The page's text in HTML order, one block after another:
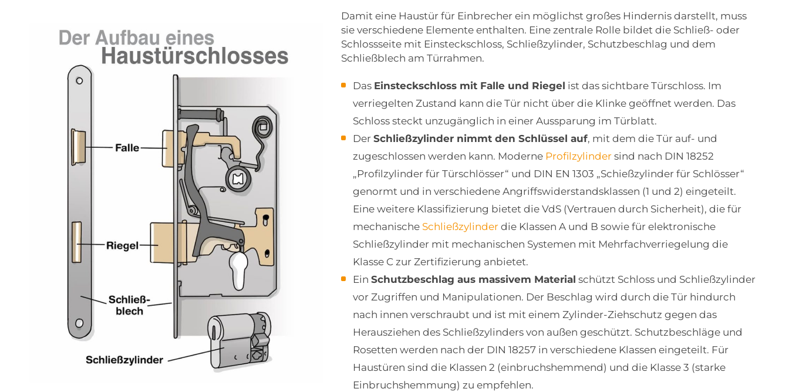
Damit eine Haustür für Einbrecher ein möglichst großes Hindernis darstellt, muss
sie verschiedene Elemente enthalten. Eine zentrale Rolle bildet die Schließ- oder
Schlossseite mit Einsteckschloss, Schließzylinder, Schutzbeschlag und dem
Schließblech am Türrahmen.
Das Einsteckschloss mit Falle und Riegel ist das sichtbare Türschloss. Im
verriegelten Zustand kann die Tür nicht über die Klinke geöffnet werden. Das
Schloss steckt unzugänglich in einer Aussparung im Türblatt.
Der Schließzylinder nimmt den Schlüssel auf, mit dem die Tür auf- und
zugeschlossen werden kann. Moderne Profilzylindersind nach DIN 18252
„Profilzylinder für Türschlösser“ und DIN EN 1303 „Schießzylinder für Schlösser“
genormt und in verschiedene Angriffswiderstandsklassen (1 und 2) eingeteilt.
Eine weitere Klassifizierung bietet die VdS (Vertrauen durch Sicherheit), die für
mechanische Schließzylinderdie Klassen A und B sowie für elektronische
Schließzylinder mit mechanischen Systemen mit Mehrfachverriegelung die
Klasse C zur Zertifizierung anbietet.
Ein Schutzbeschlag aus massivem Material schützt Schloss und Schließzylinder
vor Zugriffen und Manipulationen. Der Beschlag wird durch die Tür hindurch
nach innen verschraubt und ist mit einem Zylinder-Ziehschutz gegen das
Herausziehen des Schließzylinders von außen geschützt. Schutzbeschläge und
Rosetten werden nach der DIN 18257 in verschiedene Klassen eingeteilt. Für
Haustüren sind die Klassen 2 (einbruchshemmend) und die Klasse 3 (starke
Einbruchshemmung) zu empfehlen.